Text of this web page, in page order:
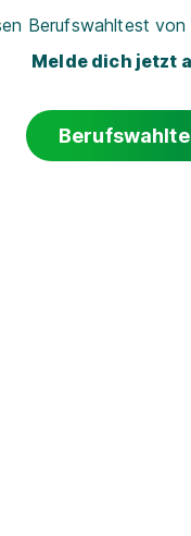
Berufswahltest
Melde dich jetzt